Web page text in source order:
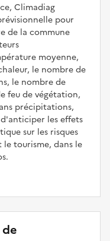
Climadiag
pour
de la commune
moyenne,
le nombre de
le nombre de
feu de végétation,
précipitations,
les effets
sur les risques
tourisme, dans le